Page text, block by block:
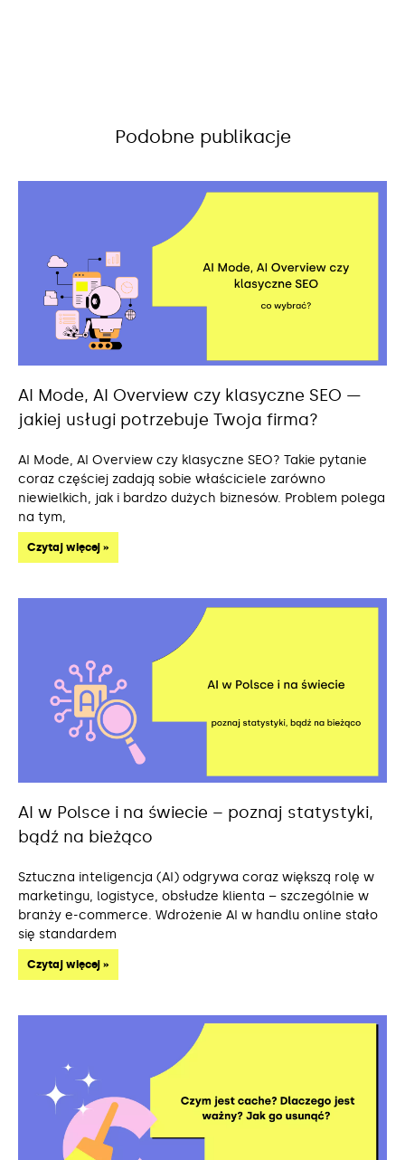
Podobne publikacje
AI Mode, AI Overview czy klasyczne SEO —
jakiej usługi potrzebuje Twoja firma?
AI Mode, AI Overview czy klasyczne SEO? Takie pytanie
coraz częściej zadają sobie właściciele zarówno
niewielkich, jak i bardzo dużych biznesów. Problem polega
na tym,
Czytaj więcej »
AI w Polsce i na świecie – poznaj statystyki,
bądź na bieżąco
Sztuczna inteligencja (AI) odgrywa coraz większą rolę w
marketingu, logistyce, obsłudze klienta – szczególnie w
branży e-commerce. Wdrożenie AI w handlu online stało
się standardem
Czytaj więcej »